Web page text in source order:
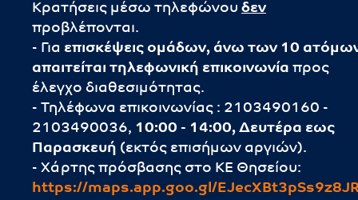
Κρατήσεις μέσω τηλεφώνου δεν
προβλέπονται.
- Για επισκέψεις ομάδων, άνω των 10
απαιτείται τηλεφωνική επικοινωνία προς
έλεγχο διαθεσιμότητας.
- Τηλέφωνα επικοινωνίας : 2103490160 -
2103490036, 10:00 - 14:00, Δευτέρα εως
Παρασκευή (εκτός επισήμων αργιών).
- Χάρτης πρόσβασης στο ΚΕ Θησείου:
https://maps.app.goo.gl/